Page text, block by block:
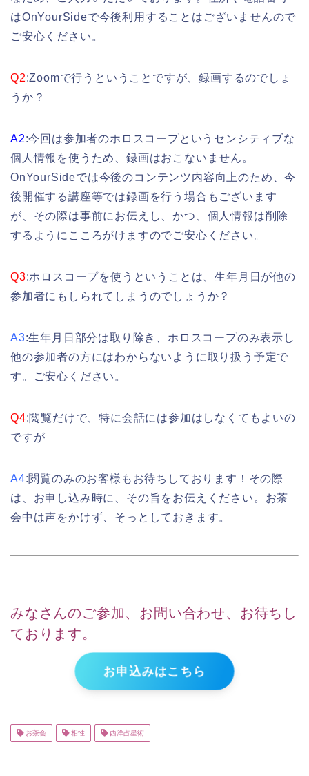
はOnYourSideで今後利用することはございませんので
ご安心ください。
Q2:Zoomで行うということですが、録画するのでしょ
うか？
A2:今回は参加者のホロスコープというセンシティブな
個人情報を使うため、録画はおこないません。
OnYourSideでは今後のコンテンツ内容向上のため、今
後開催する講座等では録画を行う場合もございます
が、その際は事前にお伝えし、かつ、個人情報は削除
するようにこころがけますのでご安心ください。
Q3:ホロスコープを使うということは、生年月日が他の
参加者にもしられてしまうのでしょうか？
A3:生年月日部分は取り除き、ホロスコープのみ表示し
他の参加者の方にはわからないように取り扱う予定で
す。ご安心ください。
Q4:閲覧だけで、特に会話には参加はしなくてもよいの
ですが
A4:閲覧のみのお客様もお待ちしております！その際
は、お申し込み時に、その旨をお伝えください。お茶
会中は声をかけず、そっとしておきます。
みなさんのご参加、お問い合わせ、お待ちし
ております。
お申込みはこちら
お茶会 相性 西洋占星術